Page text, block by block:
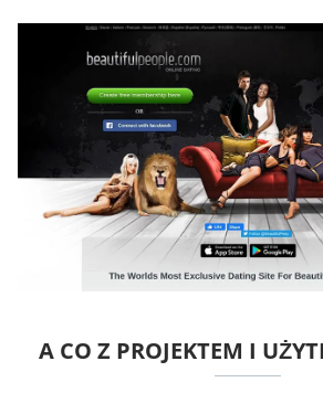
A CO Z PROJEKTEM I